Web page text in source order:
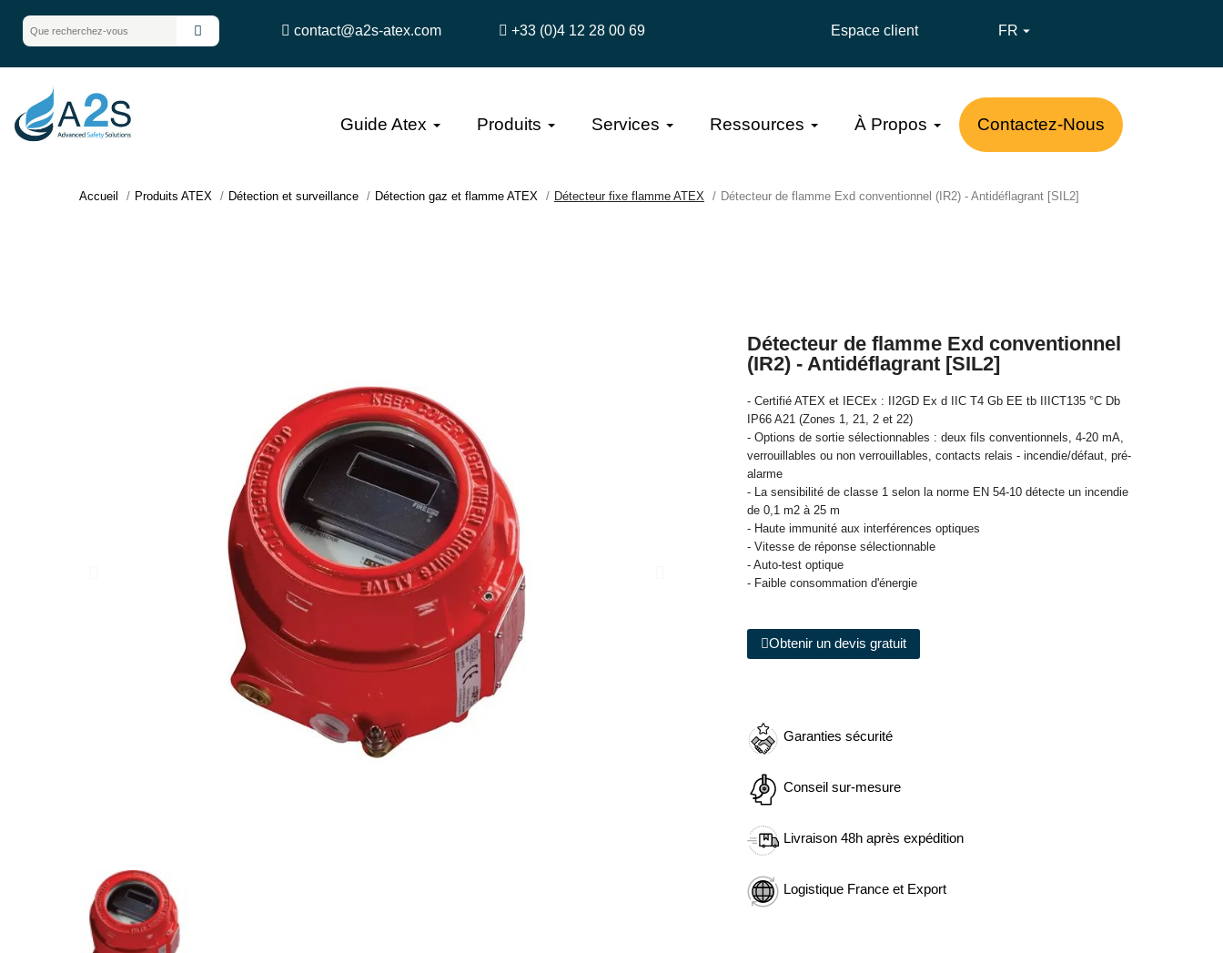
contact@a2s-atex.com +33 (0)4 12 28 00 69 Espace client FR 
Guide Atex Produits Services Ressources À Propos Contactez-Nous
Accueil Produits ATEX Détection et surveillance Détection gaz et flamme ATEX Détecteur fixe flamme ATEX Détecteur de flamme Exd conventionnel (IR2) - Antidéflagrant [SIL2]
Détecteur de flamme Exd conventionnel
(IR2) - Antidéflagrant [SIL2]
- Certifié ATEX et IECEx : II2GD Ex d IIC T4 Gb EE tb IIICT135 °C Db
IP66 A21 (Zones 1, 21, 2 et 22)
- Options de sortie sélectionnables : deux fils conventionnels, 4-20 mA,
verrouillables ou non verrouillables, contacts relais - incendie/défaut, pré-
alarme
- La sensibilité de classe 1 selon la norme EN 54-10 détecte un incendie
de 0,1 m2 à 25 m
- Haute immunité aux interférences optiques
- Vitesse de réponse sélectionnable
- Auto-test optique
- Faible consommation d'énergie
Obtenir un devis gratuit
Garanties sécurité
Conseil sur-mesure
Livraison 48h après expédition
Logistique France et Export